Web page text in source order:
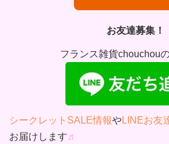
お友達募集！
フランス雑貨chouchou
シークレットSALE情報やLINEお友
お届けします♬